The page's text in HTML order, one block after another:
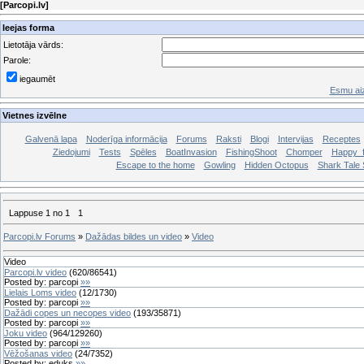
[Parcopi.lv]
Ieejas forma
Lietotāja vārds:
Parole:
iegaumēt
Esmu
Vietnes izvēlne
Galvenā lapa Noderīga informācija Forums Raksti Blogi Intervijas
Receptes
Ziedojumi
Tests Spēles BoatInvasion FishingShoot Chomper
Escape to the home
Gowling Hidden Octopus Shark Tale
Lappuse 1 no 1 1
Parcopi.lv Forums » Dažādas bildes un video » Video
Video
Parcopi.lv video (620/86541)
Posted by: parcopi »»
Lielais Loms video (12/1730)
Posted by: parcopi »»
Dažādi copes un necopes video (193/35871)
Posted by: parcopi »»
Joku video (964/129260)
Posted by: parcopi »»
Vēžošanas video (24/7352)